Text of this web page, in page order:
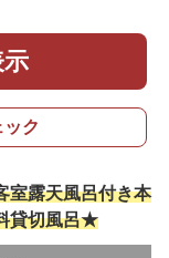
ク
室露天風呂付き本
貸切風呂★